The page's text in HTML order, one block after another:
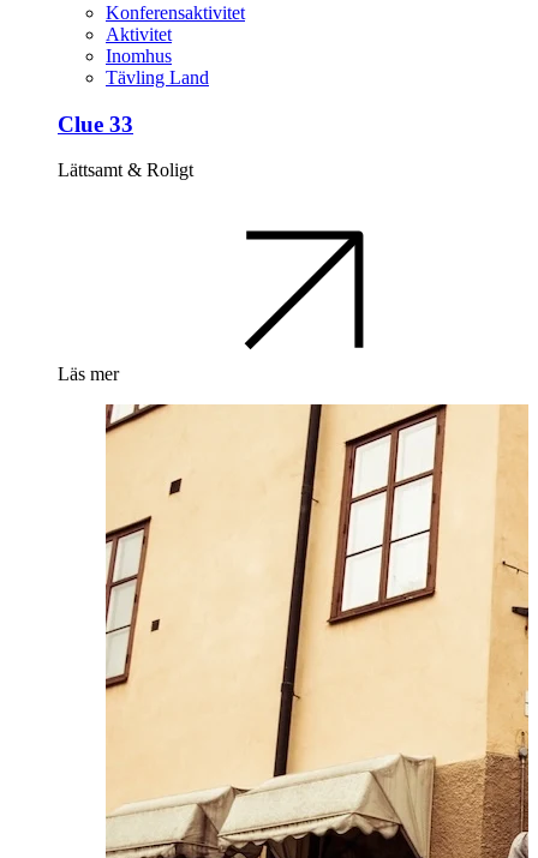
Konferensaktivitet
Aktivitet
Inomhus
Tävling Land
Clue 33
Lättsamt & Roligt
Läs mer